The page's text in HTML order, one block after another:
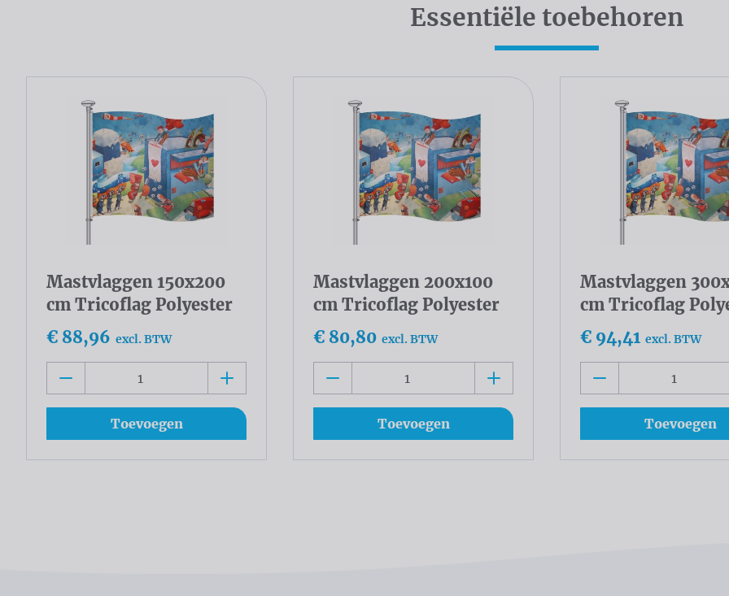
Essentiële toebehoren
Mastvlaggen 150x200
cm Tricoflag Polyester
€ 88,96 excl. BTW
Toevoegen
Mastvlaggen 200x100
cm Tricoflag Polyester
€ 80,80 excl. BTW
Toevoegen
Mastvlaggen
cm Tricoflag
€ 94,41 excl. BTW
Toevoegen